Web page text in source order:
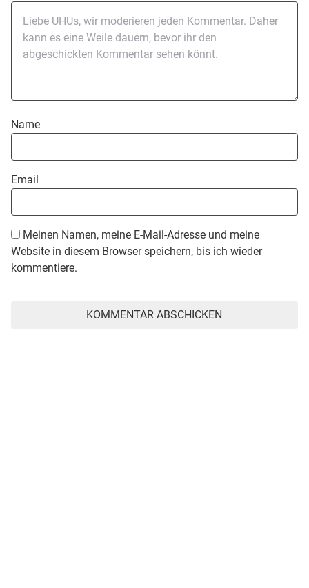
Name
Email
Meinen Namen, meine E-Mail-Adresse und meine
Website in diesem Browser speichern, bis ich wieder
kommentiere.